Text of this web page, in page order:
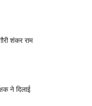
शंकर राम
ने दिलाई